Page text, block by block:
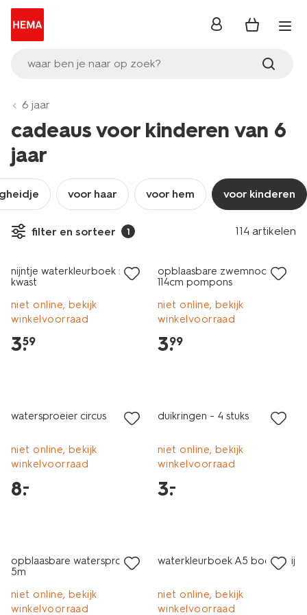
waar ben je naar op zoek?
inloggen
6 jaar
cadeaus voor kinderen van 6
jaar
voor haar voor hem voor kinderen
filter en sorteer 1 114 artikelen
nijntje waterkleurboek met
kwast
niet online, bekijk
winkelvoorraad
3.
59
opblaasbare zwemnoodle
114cm pompons
niet online, bekijk
winkelvoorraad
3.
99
watersproeier circus
niet online, bekijk
winkelvoorraad
8.
–
duikringen - 4 stuks
niet online, bekijk
winkelvoorraad
3.
–
opblaasbare watersproeier
5m
niet online, bekijk
winkelvoorraad
waterkleurboek A5 boerderij
niet online, bekijk
winkelvoorraad